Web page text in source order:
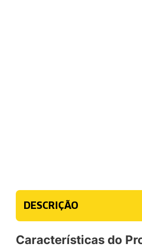
DESCRIÇÃO
Características do